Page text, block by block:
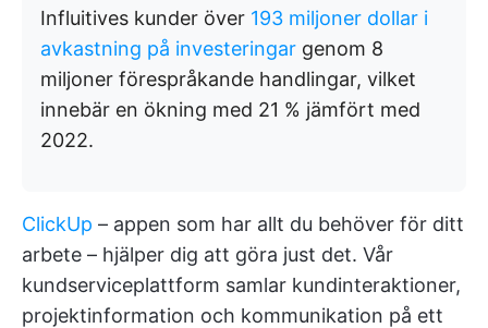
Influitives kunder över 193 miljoner dollar i
avkastning på investeringar genom 8
miljoner förespråkande handlingar, vilket
innebär en ökning med 21 % jämfört med
2022.
ClickUp – appen som har allt du behöver för ditt
arbete – hjälper dig att göra just det. Vår
kundserviceplattform samlar kundinteraktioner,
projektinformation och kommunikation på ett